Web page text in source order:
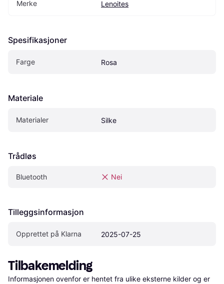
Merke Lenoites
Spesifikasjoner
Farge Rosa
Materiale
Materialer Silke
Trådløs
Bluetooth Nei
Tilleggsinformasjon
Opprettet på Klarna 2025-07-25
Tilbakemelding
Informasjonen ovenfor er hentet fra ulike eksterne kilder og er